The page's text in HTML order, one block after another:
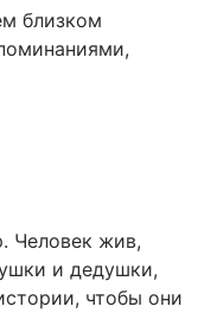
близком
Человек жив,
и дедушки,
чтобы они